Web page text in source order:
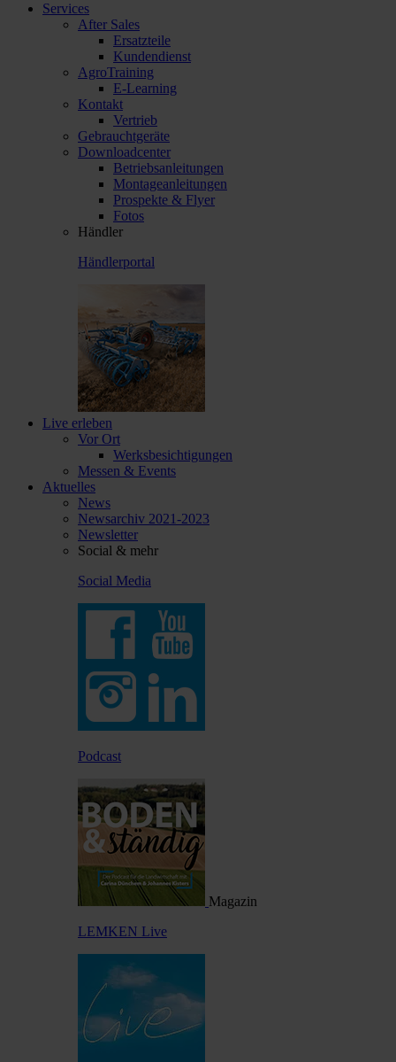
Services
After Sales
Ersatzteile
Kundendienst
AgroTraining
E-Learning
Kontakt
Vertrieb
Gebrauchtgeräte
Downloadcenter
Betriebsanleitungen
Montageanleitungen
Prospekte & Flyer
Fotos
Händler
Händlerportal
Live erleben
Vor Ort
Werksbesichtigungen
Messen & Events
Aktuelles
News
Newsarchiv 2021-2023
Newsletter
Social & mehr
Social Media
Podcast
Magazin
LEMKEN Live